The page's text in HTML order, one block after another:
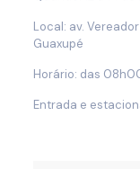
Local: av.
Guaxupé
Horário: das
Entrada e